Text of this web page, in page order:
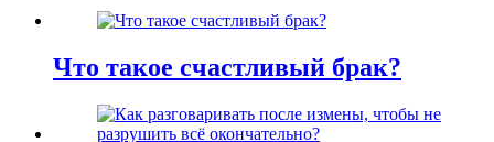
Что такое счастливый брак?